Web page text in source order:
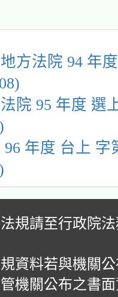
方法院 94 年
院 95 年度 選
年度 台上 字
規請至行政院
資料若與機關
機關公布之書